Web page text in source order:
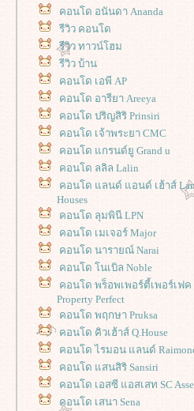
คอนโด อนันดา Ananda
รีวิว คอนโด
รีวิว ทาวน์โฮม
รีวิว บ้าน
คอนโด เอพี AP
คอนโด อารียา Areeya
คอนโด ปริญสิริ Prinsiri
คอนโด เจ้าพระยา CMC
คอนโด แกรนด์ยู Grand u
คอนโด ลลิล Lalin
คอนโด แลนด์ แอนด์ เฮ้าส์
Houses
คอนโด ลุมพินี LPN
คอนโด เมเจอร์ Major
คอนโด นารายณ์ Narai
คอนโด โนเบิล Noble
คอนโด พร็อพเพอร์ตี้เพอร์เฟค
Property Perfect
คอนโด พฤกษา Pruksa
คอนโด คิวเฮ้าส์ Q.House
คอนโด ไรมอน แลนด์
คอนโด แสนสิริ Sansiri
คอนโด เอสซี แอสเสท SC
คอนโด เสนา Sena